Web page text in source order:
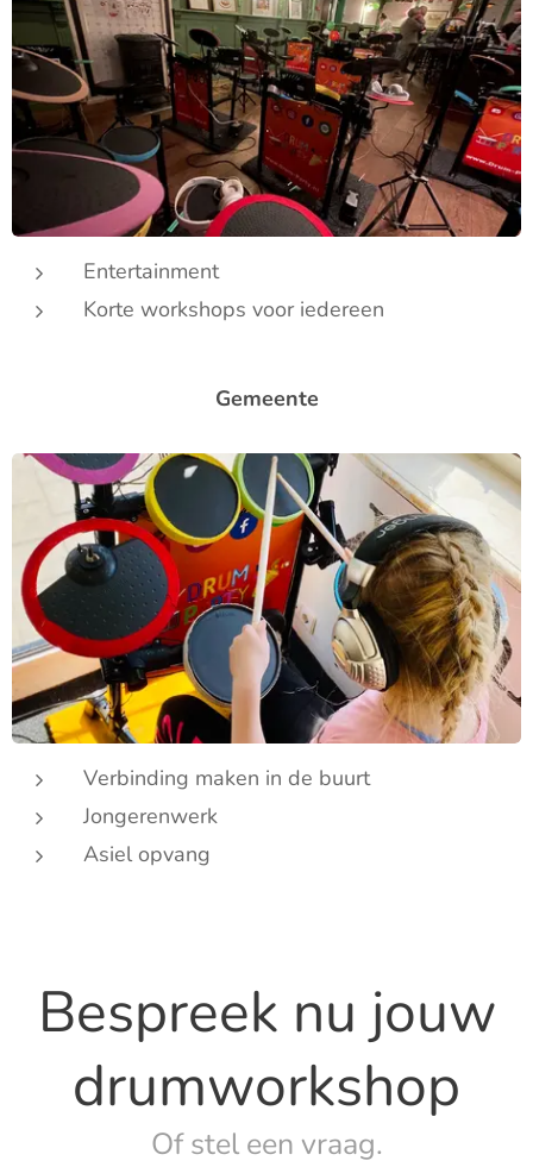
Entertainment
Korte workshops voor iedereen
Gemeente
Verbinding maken in de buurt
Jongerenwerk
Asiel opvang
Bespreek nu jouw
drumworkshop
Of stel een vraag.